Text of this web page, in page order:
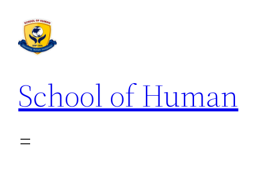
School of Human